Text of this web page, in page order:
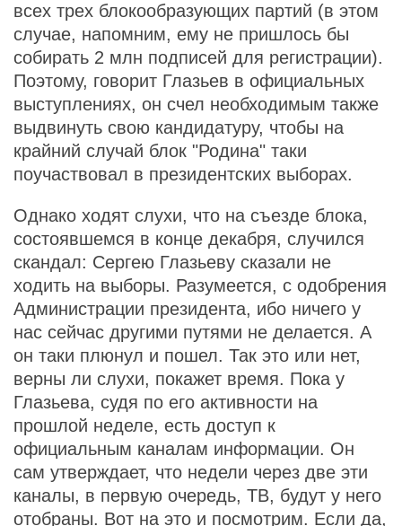
всех трех блокообразующих партий (в этом
случае, напомним, ему не пришлось бы
собирать 2 млн подписей для регистрации).
Поэтому, говорит Глазьев в официальных
выступлениях, он счел необходимым также
выдвинуть свою кандидатуру, чтобы на
крайний случай блок "Родина" таки
поучаствовал в президентских выборах.
Однако ходят слухи, что на съезде блока,
состоявшемся в конце декабря, случился
скандал: Сергею Глазьеву сказали не
ходить на выборы. Разумеется, с одобрения
Администрации президента, ибо ничего у
нас сейчас другими путями не делается. А
он таки плюнул и пошел. Так это или нет,
верны ли слухи, покажет время. Пока у
Глазьева, судя по его активности на
прошлой неделе, есть доступ к
официальным каналам информации. Он
сам утверждает, что недели через две эти
каналы, в первую очередь, ТВ, будут у него
отобраны. Вот на это и посмотрим. Если да,